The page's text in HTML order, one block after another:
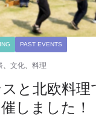
PAST EVENTS
文化 料理
と北欧料理
しました！